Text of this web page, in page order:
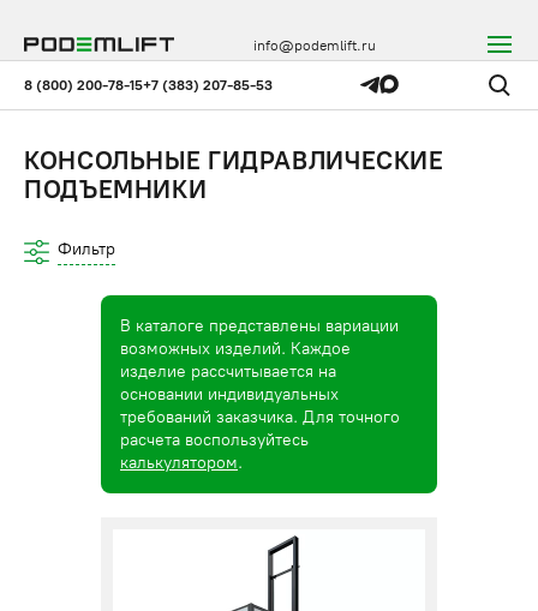
8 (800) 200-78-15+7 (383) 207-85-53
info@podemlift.ru
КОНСОЛЬНЫЕ ГИДРАВЛИЧЕСКИЕ
ПОДЪЕМНИКИ
Фильтр
В каталоге представлены вариации
возможных изделий. Каждое
изделие рассчитывается на
основании индивидуальных
требований заказчика. Для точного
расчета воспользуйтесь
калькулятором.